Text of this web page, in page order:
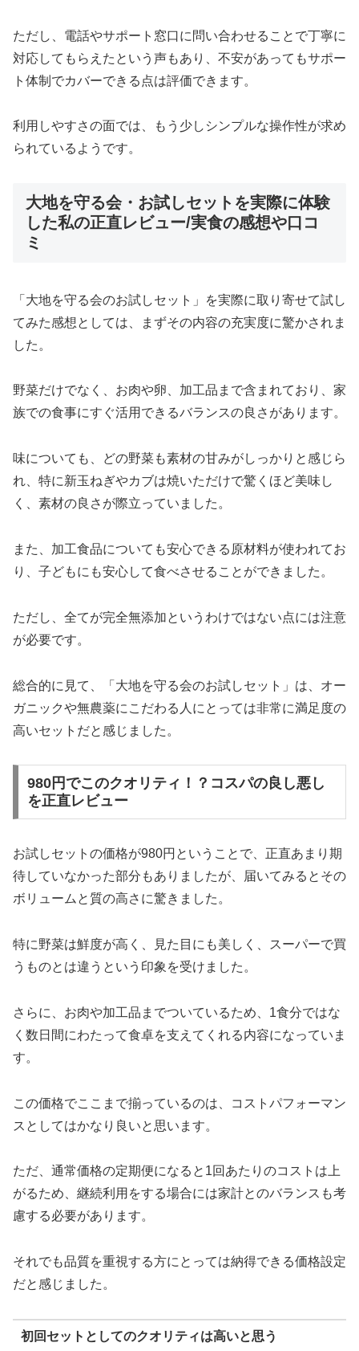
ただし、電話やサポート窓口に問い合わせることで丁寧に
対応してもらえたという声もあり、不安があってもサポー
ト体制でカバーできる点は評価できます。
利用しやすさの面では、もう少しシンプルな操作性が求め
られているようです。
大地を守る会・お試しセットを実際に体験
した私の正直レビュー/実食の感想や口コ
ミ
「大地を守る会のお試しセット」を実際に取り寄せて試し
てみた感想としては、まずその内容の充実度に驚かされま
した。
野菜だけでなく、お肉や卵、加工品まで含まれており、家
族での食事にすぐ活用できるバランスの良さがあります。
味についても、どの野菜も素材の甘みがしっかりと感じら
れ、特に新玉ねぎやカブは焼いただけで驚くほど美味し
く、素材の良さが際立っていました。
また、加工食品についても安心できる原材料が使われてお
り、子どもにも安心して食べさせることができました。
ただし、全てが完全無添加というわけではない点には注意
が必要です。
総合的に見て、「大地を守る会のお試しセット」は、オー
ガニックや無農薬にこだわる人にとっては非常に満足度の
高いセットだと感じました。
980円でこのクオリティ！？コスパの良し悪し
を正直レビュー
お試しセットの価格が980円ということで、正直あまり期
待していなかった部分もありましたが、届いてみるとその
ボリュームと質の高さに驚きました。
特に野菜は鮮度が高く、見た目にも美しく、スーパーで買
うものとは違うという印象を受けました。
さらに、お肉や加工品までついているため、1食分ではな
く数日間にわたって食卓を支えてくれる内容になっていま
す。
この価格でここまで揃っているのは、コストパフォーマン
スとしてはかなり良いと思います。
ただ、通常価格の定期便になると1回あたりのコストは上
がるため、継続利用をする場合には家計とのバランスも考
慮する必要があります。
それでも品質を重視する方にとっては納得できる価格設定
だと感じました。
初回セットとしてのクオリティは高いと思う